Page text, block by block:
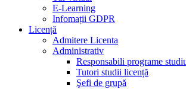
E-Learning
Infomații GDPR
Licență
Admitere Licenta
Administrativ
Responsabili programe
Tutori studii licență
Şefi de grupă